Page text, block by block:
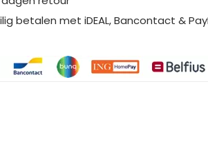
betalen met iDEAL, Bancontact &